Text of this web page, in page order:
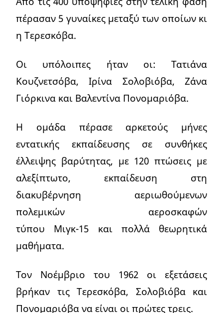
πέρασαν 5 γυναίκες μεταξύ των οποίων κι
η Τερεσκόβα.
Οι υπόλοιπες ήταν οι: Τατιάνα
Κουζνετσόβα, Ιρίνα Σολοβιόβα, Ζάνα
Γιόρκινα και Βαλεντίνα Πονομαριόβα.
Η ομάδα πέρασε αρκετούς μήνες
εντατικής εκπαίδευσης σε συνθήκες
έλλειψης βαρύτητας, με 120 πτώσεις με
αλεξίπτωτο, εκπαίδευση στη
διακυβέρνηση αεριωθούμενων
πολεμικών αεροσκαφών
τύπου Μιγκ-15 και πολλά θεωρητικά
μαθήματα.
Τον Νοέμβριο του 1962 οι εξετάσεις
βρήκαν τις Τερεσκόβα, Σολοβιόβα και
Πονομαριόβα να είναι οι πρώτες τρεις.